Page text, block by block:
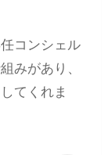
コンシェル
みがあり、
てくれま